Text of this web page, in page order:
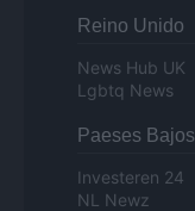
Reino Unido
News Hub UK
Lgbtq News
Paeses Bajos
Investeren 24
NL Newz